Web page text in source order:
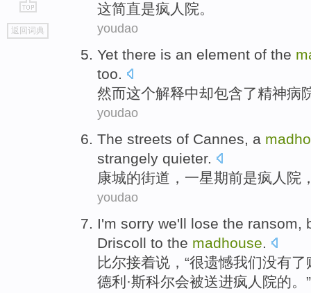
go
top
返回词典
这简直是疯人院。
youdao
Yet there is an element of the
too.
然而这个解释中却包含了精神病
youdao
The streets of Cannes, a
strangely quieter.
康城的街道 ， 一星期前是疯人院
youdao
I'm sorry we'll lose the ransom,
Driscoll to the madhouse.
比尔接着说，“很遗憾我们没有了
德利 ·斯科尔会被送进疯人院的。”